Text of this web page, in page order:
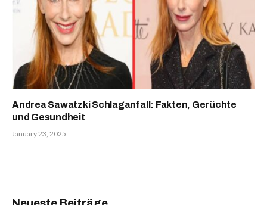
Andrea Sawatzki Schlaganfall: Fakten, Gerüchte
und Gesundheit
January 23, 2025